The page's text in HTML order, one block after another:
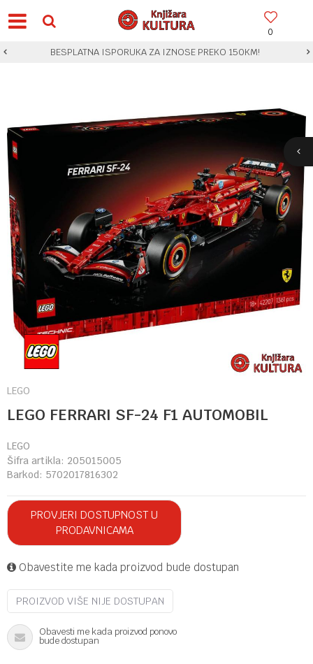
0
BESPLATNA ISPORUKA ZA IZNOSE PREKO 150KM!
LEGO
LEGO FERRARI SF-24 F1 AUTOMOBIL
LEGO
Šifra artikla: 205015005
Barkod: 5702017816302
PROVJERI DOSTUPNOST U
PRODAVNICAMA
Obavestite me kada proizvod bude dostupan
PROIZVOD VIŠE NIJE DOSTUPAN
Obavesti me kada proizvod ponovo
bude dostupan